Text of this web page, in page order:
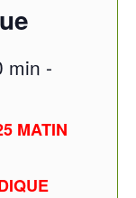
min -
MATIN